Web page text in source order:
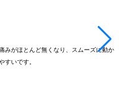
みがほとんど無くなり、スムーズに動か
すいです。